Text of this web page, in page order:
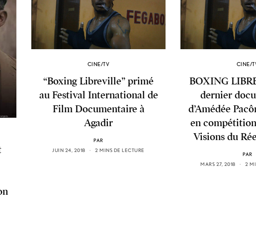
CINE/TV
“Boxing Libreville” primé
au Festival International de
Film Documentaire à
Agadir
PAR
JUIN 24, 2018
2 MINS DE LECTURE
CINE/
BOXING
dernier
d’Amédée
en
Visions du
PAR
MARS 27, 2018
2